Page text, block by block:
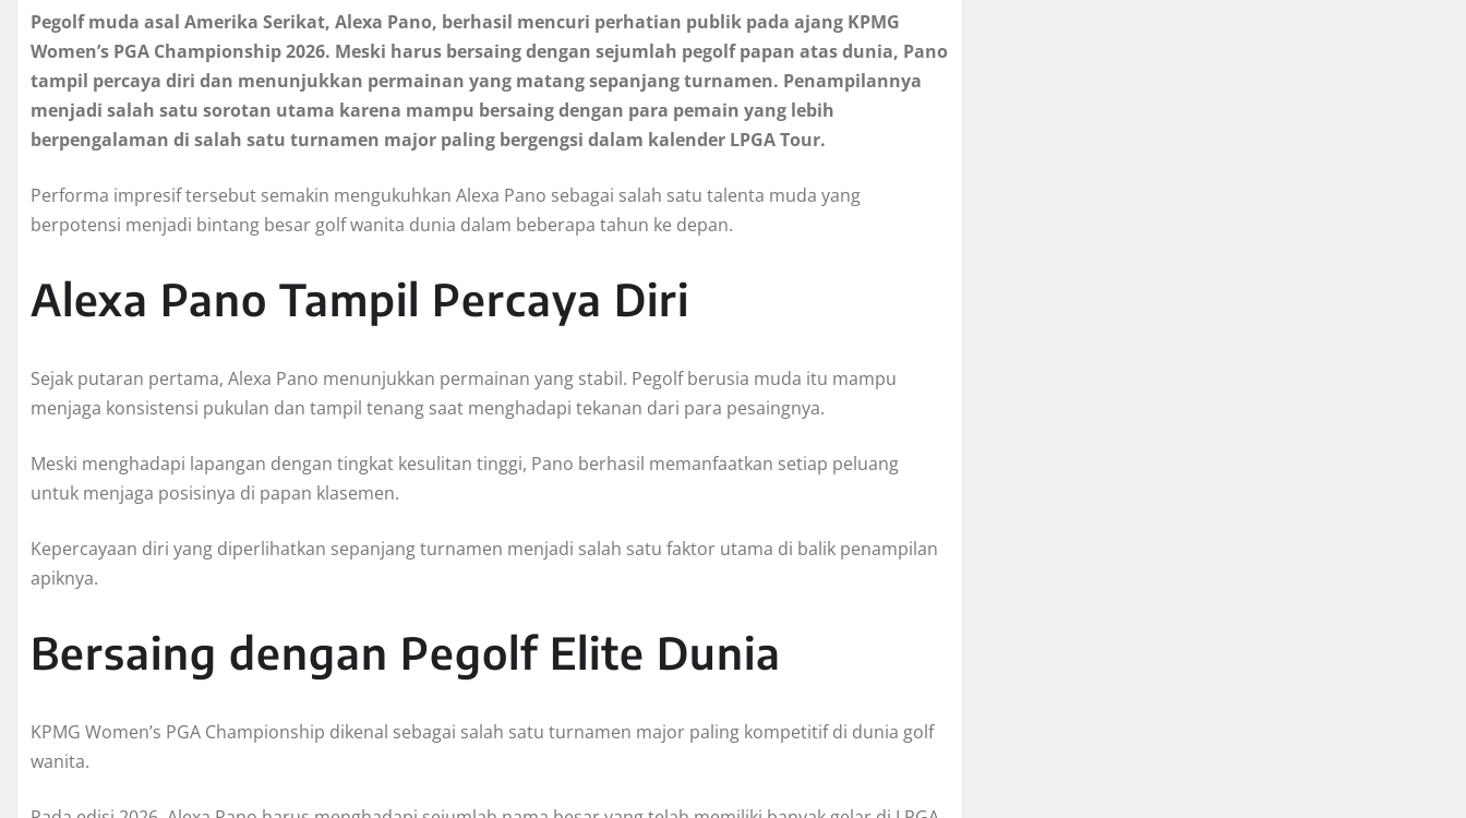
Pegolf muda asal Amerika Serikat, Alexa Pano, berhasil mencuri perhatian publik pada ajang KPMG
Women’s PGA Championship 2026. Meski harus bersaing dengan sejumlah pegolf papan atas dunia, Pano
tampil percaya diri dan menunjukkan permainan yang matang sepanjang turnamen. Penampilannya
menjadi salah satu sorotan utama karena mampu bersaing dengan para pemain yang lebih
berpengalaman di salah satu turnamen major paling bergengsi dalam kalender LPGA Tour.
Performa impresif tersebut semakin mengukuhkan Alexa Pano sebagai salah satu talenta muda yang
berpotensi menjadi bintang besar golf wanita dunia dalam beberapa tahun ke depan.
Alexa Pano Tampil Percaya Diri
Sejak putaran pertama, Alexa Pano menunjukkan permainan yang stabil. Pegolf berusia muda itu mampu
menjaga konsistensi pukulan dan tampil tenang saat menghadapi tekanan dari para pesaingnya.
Meski menghadapi lapangan dengan tingkat kesulitan tinggi, Pano berhasil memanfaatkan setiap peluang
untuk menjaga posisinya di papan klasemen.
Kepercayaan diri yang diperlihatkan sepanjang turnamen menjadi salah satu faktor utama di balik penampilan
apiknya.
Bersaing dengan Pegolf Elite Dunia
KPMG Women’s PGA Championship dikenal sebagai salah satu turnamen major paling kompetitif di dunia golf
wanita.